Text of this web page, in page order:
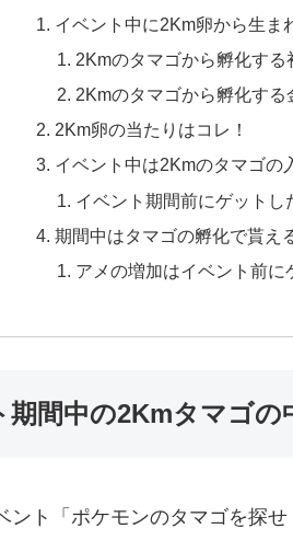
イベント中に2Km卵から生ま
2Kmのタマゴから孵化する
2Kmのタマゴから孵化する
2Km卵の当たりはコレ！
イベント中は2Kmのタマゴの
イベント期間前にゲットし
期間中はタマゴの孵化で貰え
アメの増加はイベント前に
期間中の2Kmタマゴの
ント「ポケモンのタマゴを探